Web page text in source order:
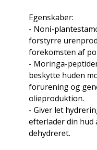
Egenskaber:
- Noni-
forstyrre
forekomsten af
- Moringa-
beskytte huden
forurening og
olieproduktion.
- Giver let
efterlader din hud
dehydreret.